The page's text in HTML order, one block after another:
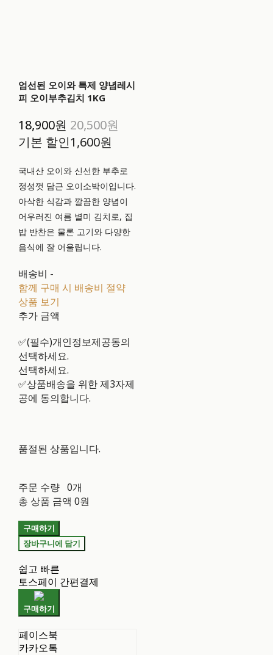
엄선된 오이와 특제 양념레시
피 오이부추김치 1KG
18,900원 20,500원
기본 할인1,600원
국내산 오이와 신선한 부추로
정성껏 담근 오이소박이입니다.
아삭한 식감과 깔끔한 양념이
어우러진 여름 별미 김치로, 집
밥 반찬은 물론 고기와 다양한
음식에 잘 어울립니다.
배송비 -
함께 구매 시 배송비 절약
상품 보기
추가 금액
✅(필수)개인정보제공동의
선택하세요.
선택하세요.
✅상품배송을 위한 제3자제
공에 동의합니다.
품절된 상품입니다.
주문 수량 0개
총 상품 금액 0원
구매하기
장바구니에 담기
쉽고 빠른
토스페이 간편결제
구매하기
페이스북
카카오톡